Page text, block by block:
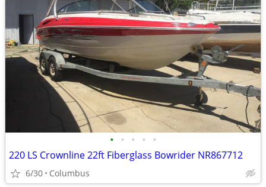
• • • • •
220 LS Crownline 22ft Fiberglass Bowrider NR867712
6/30 Columbus